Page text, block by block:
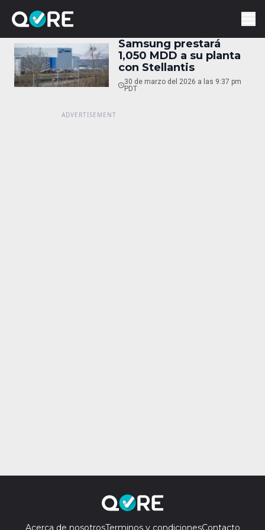
Samsung prestará
1,050 MDD a su planta
con Stellantis
30 de marzo del 2026 a las 9:37 pm
PDT
Acerca de nosotrosTerminos y condicionesContacto